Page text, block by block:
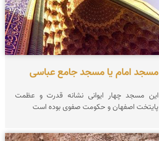
مسجد امام یا مسجد جامع عباسی
این مسجد چهار ایوانی نشانه قدرت و عظمت
پایتخت اصفهان و حکومت صفوی بوده است